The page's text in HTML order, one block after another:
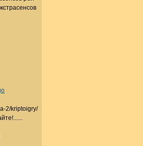
2/kriptoigry/